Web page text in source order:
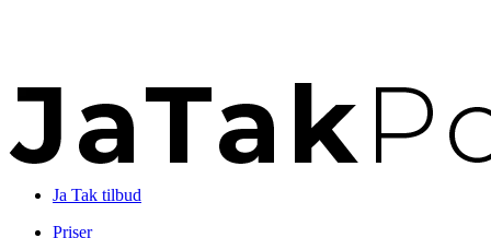
Ja Tak tilbud
Priser